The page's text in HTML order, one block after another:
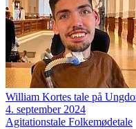
William Kortes tale på
4. september 2024
Agitationstale Folkemødetale